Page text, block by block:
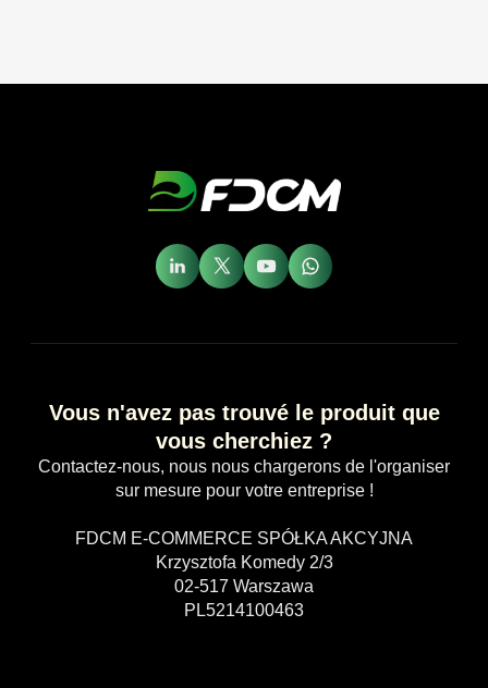
Vous n'avez pas trouvé le produit que
vous cherchiez ?
Contactez-nous, nous nous chargerons de l'organiser
sur mesure pour votre entreprise !
FDCM E-COMMERCE SPÓŁKA AKCYJNA
Krzysztofa Komedy 2/3
02-517 Warszawa
PL5214100463